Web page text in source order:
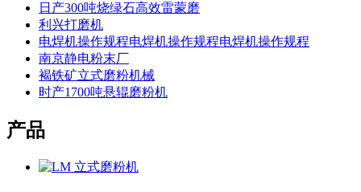
日产300吨烧绿石高效雷蒙磨
利兴打磨机
电焊机操作规程电焊机操作规程电焊机操作规程
南京静电粉末厂
褐铁矿立式磨粉机械
时产1700吨悬辊磨粉机
产品